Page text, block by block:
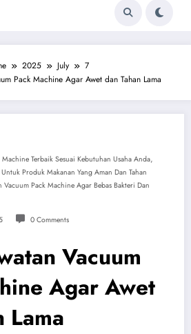
2025 July
7
Pack Machine Agar Awet dan Tahan Lama
Terbaik Sesuai Kebutuhan Usaha Anda,
Produk Makanan Yang Aman Dan Tahan
Vacuum Pack Machine Agar Bebas Bakteri Dan
0 Comments
Vacuum
Agar Awet
Lama